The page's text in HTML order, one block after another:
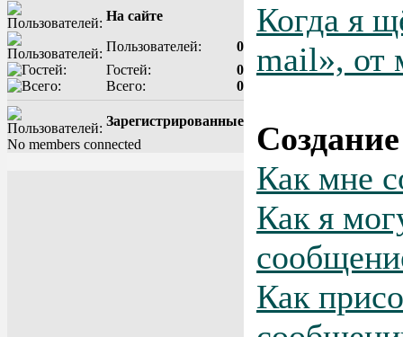
На сайте
Пользователей:
0
Гостей:
0
Всего:
0
Зарегистрированные
No members connected
Когда я
mail», от
Как мне
Как я
Как